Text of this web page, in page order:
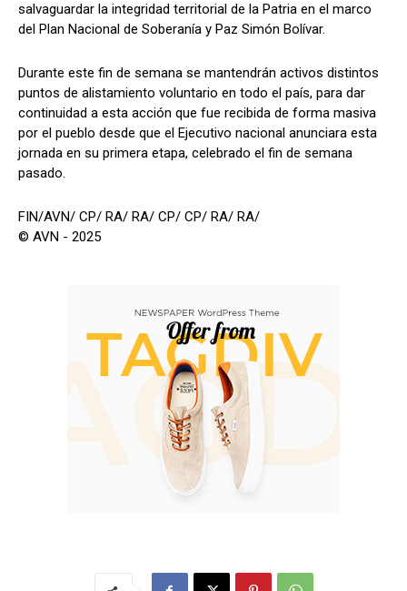
salvaguardar la integridad territorial de la Patria en el marco
del Plan Nacional de Soberanía y Paz Simón Bolívar.
Durante este fin de semana se mantendrán activos distintos
puntos de alistamiento voluntario en todo el país, para dar
continuidad a esta acción que fue recibida de forma masiva
por el pueblo desde que el Ejecutivo nacional anunciara esta
jornada en su primera etapa, celebrado el fin de semana
pasado.
FIN/AVN/ CP/ RA/ RA/ CP/ CP/ RA/ RA/
© AVN - 2025